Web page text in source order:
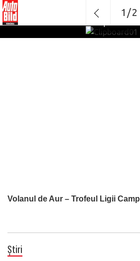
Volanul de Aur – Trofeul Ligii
1 /2
Știri